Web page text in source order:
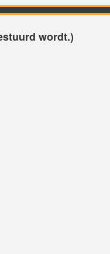
wordt.)